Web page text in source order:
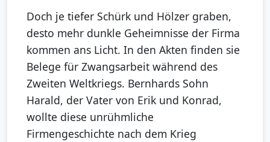
Doch je tiefer Schürk und Hölzer graben,
desto mehr dunkle Geheimnisse der Firma
kommen ans Licht. In den Akten finden sie
Belege für Zwangsarbeit während des
Zweiten Weltkriegs. Bernhards Sohn
Harald, der Vater von Erik und Konrad,
wollte diese unrühmliche
Firmengeschichte nach dem Krieg